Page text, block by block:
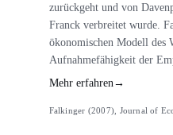
zurückgeht und von
Franck verbreitet wurde.
ökonomischen Modell des
Aufnahmefähigkeit der
Mehr erfahren →
Falkinger (2007), Journal of